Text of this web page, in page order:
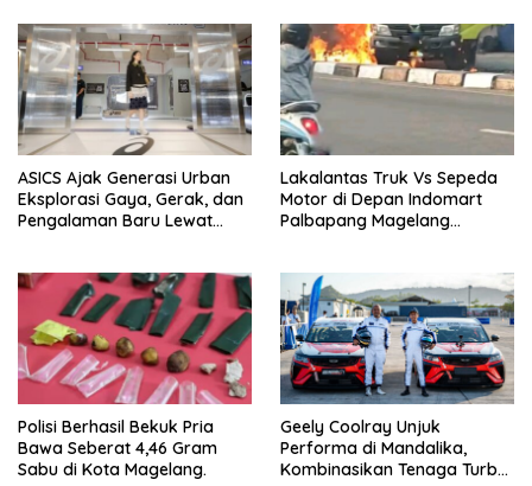
ASICS Ajak Generasi Urban
Eksplorasi Gaya, Gerak, dan
Pengalaman Baru Lewat
Lakalantas Truk Vs Sepeda
Motor di Depan Indomart
Palbapang Magelang
Polisi Berhasil Bekuk Pria
Bawa Seberat 4,46 Gram
Sabu di Kota Magelang.
Geely Coolray Unjuk
Performa di Mandalika,
Kombinasikan Tenaga Turbo